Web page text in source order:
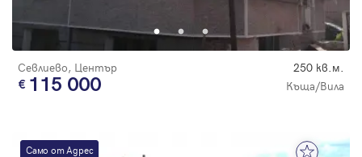
Севлиево, Център 250 кв.м.
115 000 Къща/Вила
Само от Адрес